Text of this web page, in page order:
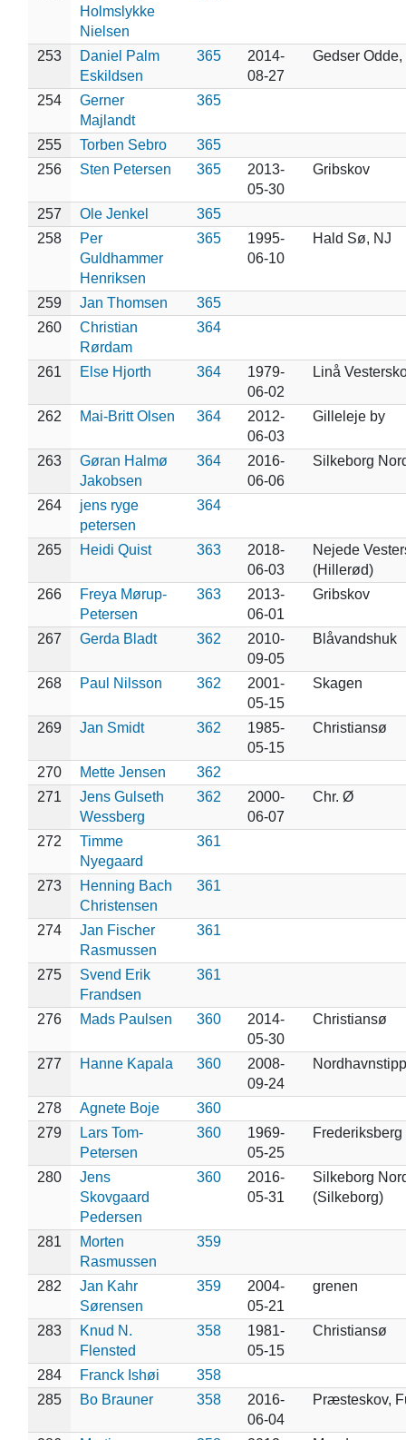
Holmslykke
Nielsen
253
Daniel Palm
Eskildsen
365
2014-
08-27
Gedser Odde,
254
Gerner
Majlandt
365
255 Torben Sebro
365
256
Sten Petersen 365
2013-
05-30
Gribskov
257 Ole Jenkel
365
258
Per
Guldhammer
Henriksen
365
1995-
06-10
Hald Sø, NJ
259 Jan Thomsen
365
260
Christian
Rørdam
364
261 Else Hjorth 364
1979-
06-02
Linå
262 Mai-Britt Olsen 364
2012-
06-03
Gilleleje by
263
Gøran Halmø
Jakobsen
364
2016-
06-06
Silkeborg
264
jens ryge
petersen
364
265 Heidi Quist 363
2018-
06-03
Nejede
(Hillerød)
266
Freya Mørup-
Petersen
363
2013-
06-01
Gribskov
267 Gerda Bladt 362
2010-
09-05
Blåvandshuk
268 Paul Nilsson 362
2001-
05-15
Skagen
269 Jan Smidt 362
1985-
05-15
Christiansø
270 Mette Jensen
362
271
Jens Gulseth
Wessberg
362
2000-
06-07
Chr. Ø
272
Timme
Nyegaard
361
273
Henning Bach
Christensen
361
274
Jan Fischer
Rasmussen
361
275
Svend Erik
Frandsen
361
276 Mads Paulsen 360
2014-
05-30
Christiansø
277 Hanne Kapala 360
2008-
09-24
278 Agnete Boje
360
279
Lars Tom-
Petersen
360
1969-
05-25
Frederiksberg
280
Jens
Skovgaard
Pedersen
360
2016-
05-31
Silkeborg
(Silkeborg)
281
Morten
Rasmussen
359
282
Jan Kahr
Sørensen
359
2004-
05-21
grenen
283
Knud N.
Flensted
358
1981-
05-15
Christiansø
284 Franck Ishøi
358
285
Bo Brauner 358
2016-
06-04
Præsteskov,